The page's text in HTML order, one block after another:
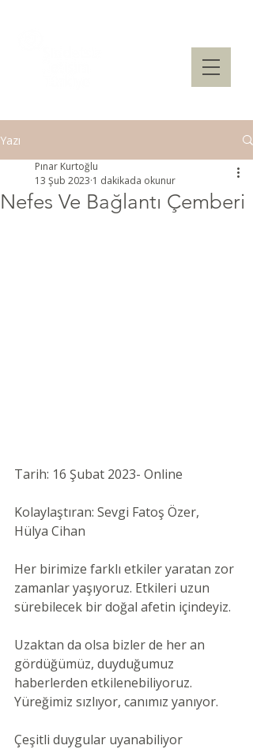
Yazı
Nefes Ve Bağlantı Çemberi
Pınar Kurtoğlu
13 Şub 2023 1 dakikada okunur
Tarih: 16 Şubat 2023- Online
Kolaylaştıran: Sevgi Fatoş Özer,
Hülya Cihan
Her birimize farklı etkiler yaratan zor
zamanlar yaşıyoruz. Etkileri uzun
sürebilecek bir doğal afetin içindeyiz.
Uzaktan da olsa bizler de her an
gördüğümüz, duyduğumuz
haberlerden etkilenebiliyoruz.
Yüreğimiz sızlıyor, canımız yanıyor.
Çeşitli duygular uyanabiliyor